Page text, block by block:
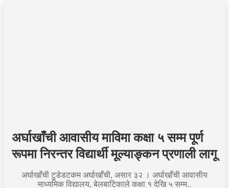
अर्घाखाँची आवासीय माविमा कक्षा ५ सम्म पूर्ण
रूपमा निरन्तर विद्यार्थी मूल्याङ्कन प्रणाली लागू
अर्घाखाँची टुडेडटकम अर्घाखाँची, असार ३२ । अर्घाखाँची आवासीय
माध्यमिक विद्यालय, बेलबाटिकाले कक्षा १ देखि ५ सम्म..